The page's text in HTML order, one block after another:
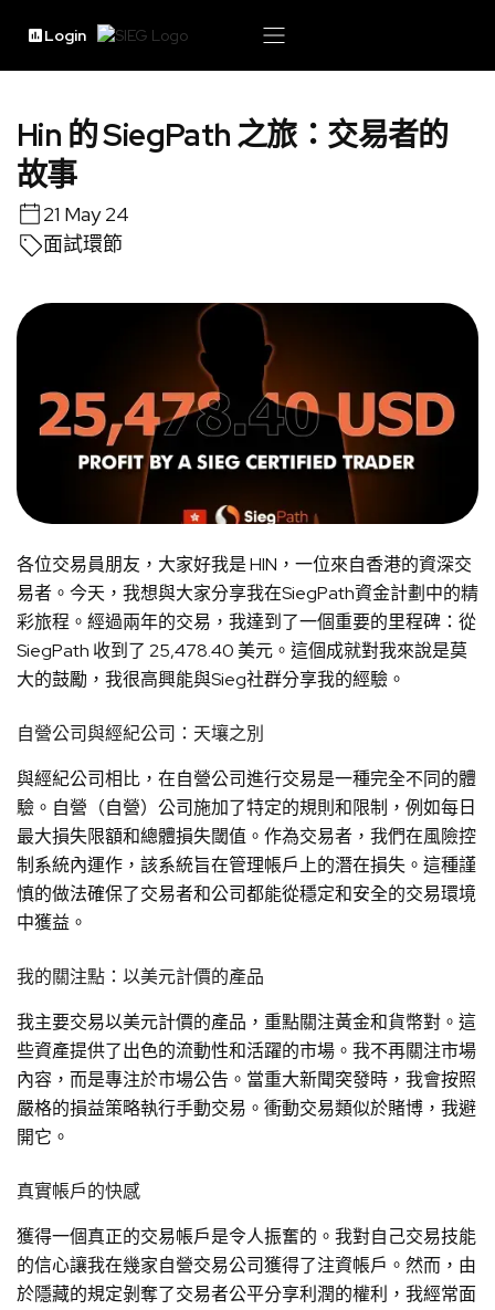
Login
Hin 的 SiegPath 之旅：交易者的
故事
21 May 24
面試環節
各位交易員朋友，大家好我是 HIN，一位來自香港的資深交
易者。今天，我想與大家分享我在SiegPath資金計劃中的精
彩旅程。經過兩年的交易，我達到了一個重要的里程碑：從
SiegPath 收到了 25,478.40 美元。這個成就對我來說是莫
大的鼓勵，我很高興能與Sieg社群分享我的經驗。
自營公司與經紀公司：天壤之別
與經紀公司相比，在自營公司進行交易是一種完全不同的體
驗。自營（自營）公司施加了特定的規則和限制，例如每日
最大損失限額和總體損失閾值。作為交易者，我們在風險控
制系統內運作，該系統旨在管理帳戶上的潛在損失。這種謹
慎的做法確保了交易者和公司都能從穩定和安全的交易環境
中獲益。
我的關注點：以美元計價的產品
我主要交易以美元計價的產品，重點關注黃金和貨幣對。這
些資產提供了出色的流動性和活躍的市場。我不再關注市場
內容，而是專注於市場公告。當重大新聞突發時，我會按照
嚴格的損益策略執行手動交易。衝動交易類似於賭博，我避
開它。
真實帳戶的快感
獲得一個真正的交易帳戶是令人振奮的。我對自己交易技能
的信心讓我在幾家自營交易公司獲得了注資帳戶。然而，由
於隱藏的規定剝奪了交易者公平分享利潤的權利，我經常面